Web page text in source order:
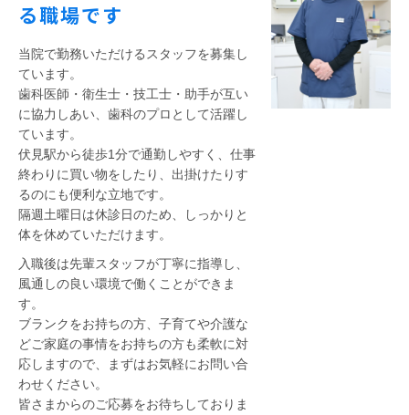
る職場です
当院で勤務いただけるスタッフを募集し
ています。
歯科医師・衛生士・技工士・助手が互い
に協力しあい、歯科のプロとして活躍し
ています。
伏見駅から徒歩1分で通勤しやすく、仕事
終わりに買い物をしたり、出掛けたりす
るのにも便利な立地です。
隔週土曜日は休診日のため、しっかりと
体を休めていただけます。
入職後は先輩スタッフが丁寧に指導し、
風通しの良い環境で働くことができま
す。
ブランクをお持ちの方、子育てや介護な
どご家庭の事情をお持ちの方も柔軟に対
応しますので、まずはお気軽にお問い合
わせください。
皆さまからのご応募をお待ちしておりま